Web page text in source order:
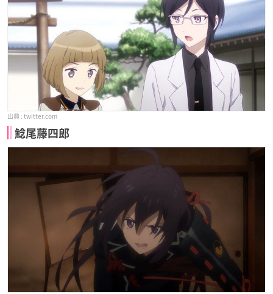
twitter.com
鯰尾藤四郎